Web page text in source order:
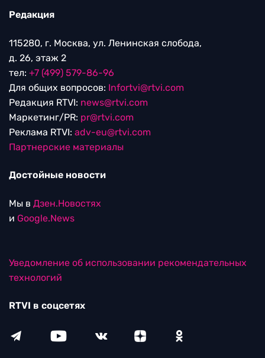
Редакция
115280, г. Москва, ул. Ленинская слобода,
д. 26, этаж 2
тел: +7 (499) 579-86-96
Для общих вопросов: Infortvi@rtvi.com
Редакция RTVI: news@rtvi.com
Маркетинг/PR: pr@rtvi.com
Реклама RTVI: adv-eu@rtvi.com
Партнерские материалы
Достойные новости
Мы в Дзен.Новостях
и Google.News
Уведомление об использовании рекомендательных
технологий
RTVI в соцсетях